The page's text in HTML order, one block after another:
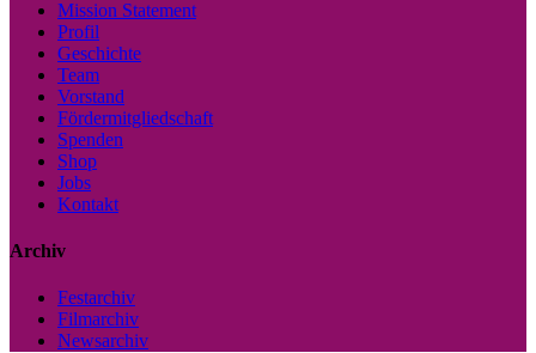
Mission Statement
Profil
Geschichte
Team
Vorstand
Fördermitgliedschaft
Spenden
Shop
Jobs
Kontakt
Archiv
Festarchiv
Filmarchiv
Newsarchiv